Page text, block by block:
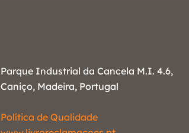
Parque Industrial da Cancela M.I. 4.6,
Caniço, Madeira, Portugal
Política de Qualidade